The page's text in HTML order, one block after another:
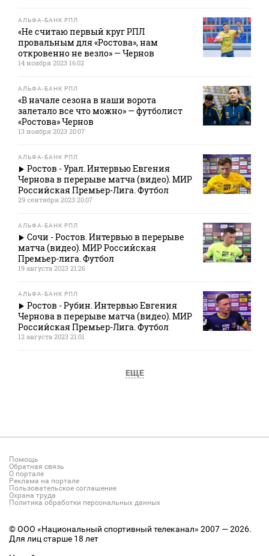
АЛЬФА-БАНК РПЛ
«Не считаю первый круг РПЛ
провальным для «Ростова», нам
откровенно не везло» — Чернов
14 ноября 2023 16:02
АЛЬФА-БАНК РПЛ
«В начале сезона в наши ворота
залетало все что можно» — футболист
«Ростова» Чернов
13 ноября 2023 20:07
АЛЬФА-БАНК РПЛ
Ростов - Урал. Интервью Евгения
Чернова в перерыве матча (видео). МИР
Российская Премьер-Лига. Футбол
29 сентября 2023 20:07
АЛЬФА-БАНК РПЛ
Сочи - Ростов. Интервью в перерыве
матча (видео). МИР Российская
Премьер-лига. Футбол
19 августа 2023 21:26
АЛЬФА-БАНК РПЛ
Ростов - Рубин. Интервью Евгения
Чернова в перерыве матча (видео). МИР
Российская Премьер-Лига. Футбол
12 августа 2023 21:01
ЕЩЕ
Помощь
Обратная связь
О портале
Реклама на портале
Пользовательское соглашение
Охрана труда
Политика обработки персональных данных
© ООО «Национальный спортивный телеканал» 2007 — 2026.
Для лиц старше 18 лет